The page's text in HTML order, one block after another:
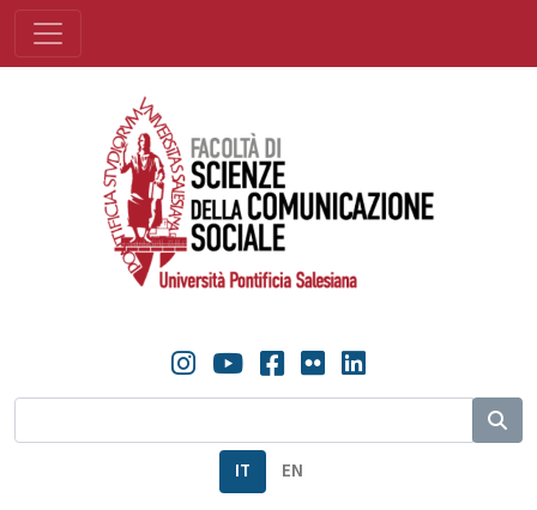
IT EN